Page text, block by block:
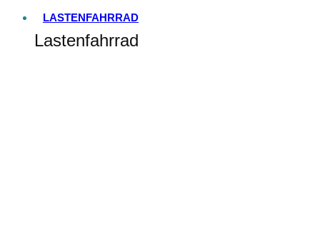
LASTENFAHRRAD
Lastenfahrrad